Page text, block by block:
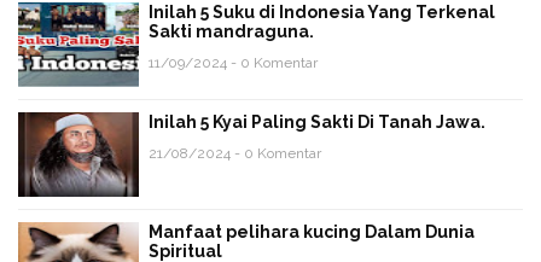
Inilah 5 Suku di Indonesia Yang Terkenal
Sakti mandraguna.
11/09/2024 - 0 Komentar
Inilah 5 Kyai Paling Sakti Di Tanah Jawa.
21/08/2024 - 0 Komentar
Manfaat pelihara kucing Dalam Dunia
Spiritual